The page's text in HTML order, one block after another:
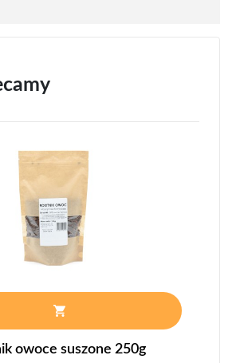
owoce suszone 250g